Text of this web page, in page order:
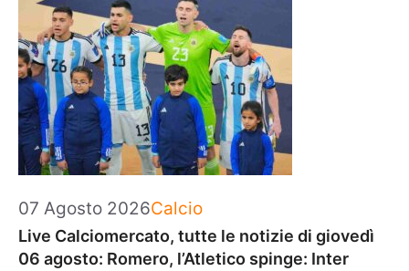
07 Agosto 2026Categorie
Calcio
Live Calciomercato, tutte le notizie di giovedì
06 agosto: Romero, l’Atletico spinge: Inter